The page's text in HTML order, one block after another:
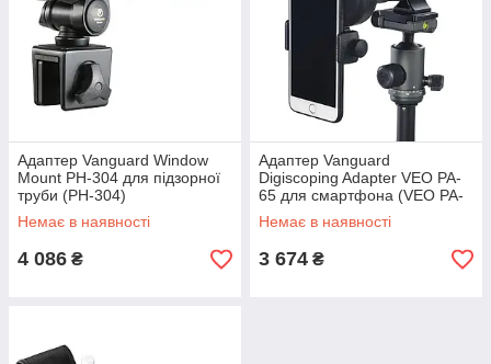
Адаптер Vanguard Window
Mount PH-304 для підзорної
труби (PH-304)
Немає в наявності
4 086 ₴
Адаптер Vanguard
Digiscoping Adapter VEO PA-
65 для смартфона (VEO PA-
65)
Немає в наявності
3 674 ₴